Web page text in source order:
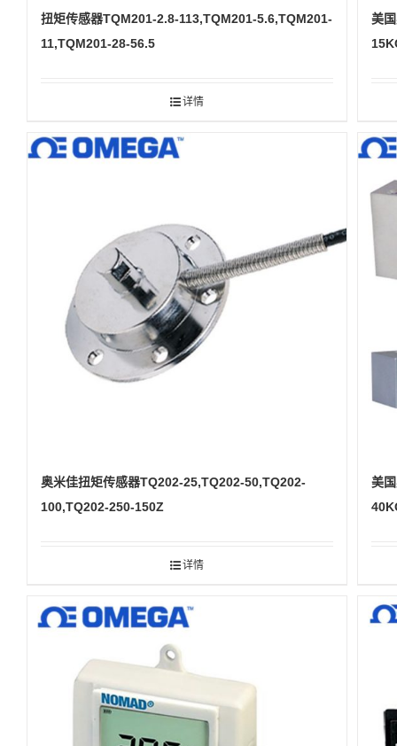
扭矩传感器TQM201-2.8-113,TQM201-5.6,TQM201-
11,TQM201-28-56.5
详情
美
奥米佳扭矩传感器TQ202-25,TQ202-50,TQ202-
100,TQ202-250-150Z
详情
美